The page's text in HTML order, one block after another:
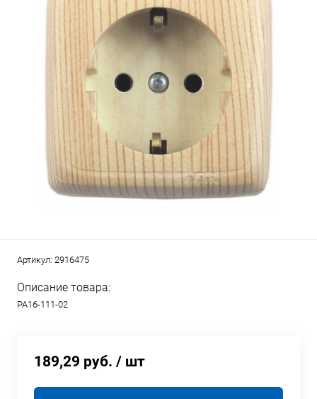
Артикул: 2916475
Описание товара:
РА16-111-02
189,29 руб. / шт